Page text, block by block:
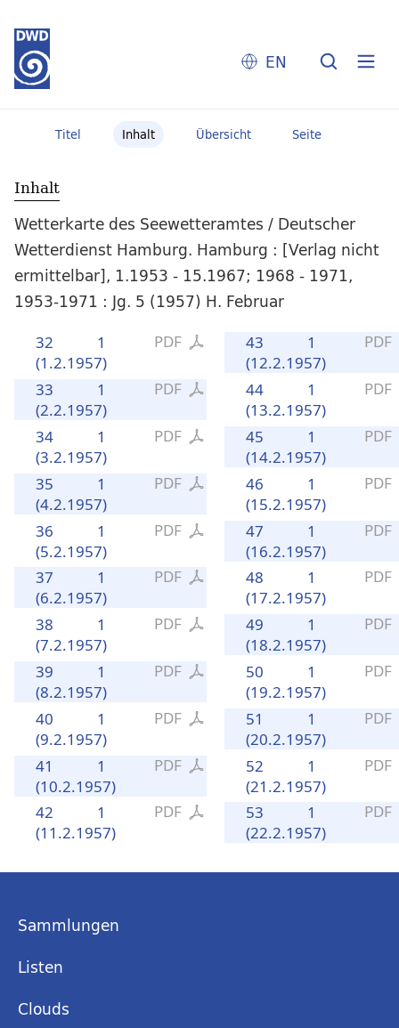
EN
Titel Inhalt Übersicht Seite
Inhalt
Wetterkarte des Seewetteramtes / Deutscher
Wetterdienst Hamburg. Hamburg : [Verlag nicht
ermittelbar], 1.1953 - 15.1967; 1968 - 1971,
1953-1971 : Jg. 5 (1957) H. Februar
PDF
1
32
(1.2.1957)
PDF
1
33
(2.2.1957)
PDF
1
34
(3.2.1957)
PDF
1
35
(4.2.1957)
PDF
1
36
(5.2.1957)
PDF
1
37
(6.2.1957)
PDF
1
38
(7.2.1957)
PDF
1
39
(8.2.1957)
PDF
1
40
(9.2.1957)
PDF
1
41
(10.2.1957)
PDF
1
42
(11.2.1957)
PDF
1
43
(12.2.1957)
PDF
1
44
(13.2.1957)
PDF
1
45
(14.2.1957)
PDF
1
46
(15.2.1957)
PDF
1
47
(16.2.1957)
PDF
1
48
(17.2.1957)
PDF
1
49
(18.2.1957)
PDF
1
50
(19.2.1957)
PDF
1
51
(20.2.1957)
PDF
1
52
(21.2.1957)
PDF
1
53
(22.2.1957)
Sammlungen
Listen
Clouds